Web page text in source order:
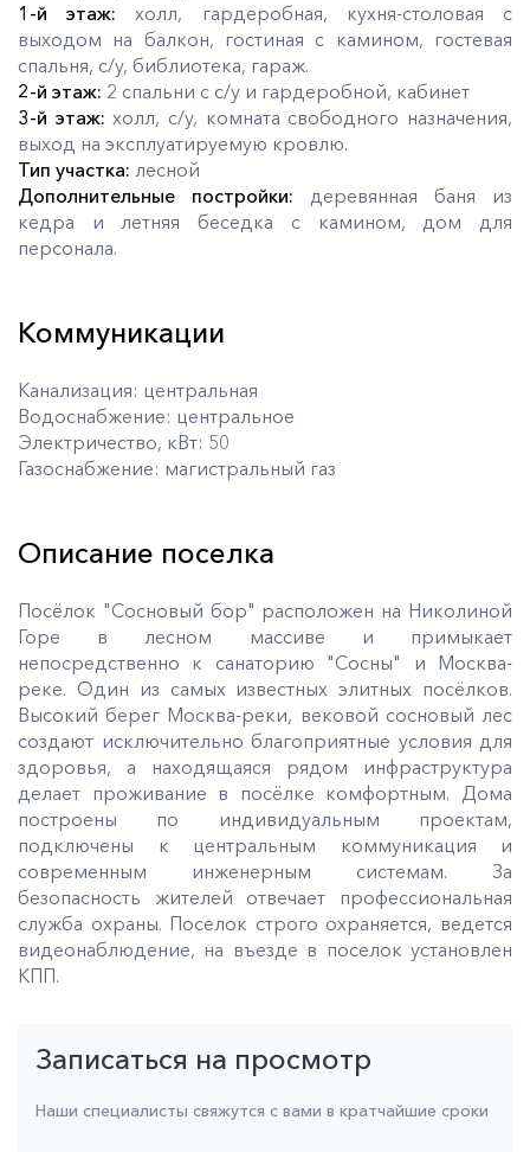
1-й этаж: холл, гардеробная, кухня-столовая с
выходом на балкон, гостиная с камином, гостевая
спальня, с/у, библиотека, гараж.
2-й этаж: 2 спальни с с/у и гардеробной, кабинет
3-й этаж: холл, с/у, комната свободного назначения,
выход на эксплуатируемую кровлю.
Тип участка: лесной
Дополнительные постройки: деревянная баня из
кедра и летняя беседка с камином, дом для
персонала.
Коммуникации
Канализация: центральная
Водоснабжение: центральное
Электричество, кВт: 50
Газоснабжение: магистральный газ
Описание поселка
Посёлок "Сосновый бор" расположен на Николиной
Горе в лесном массиве и примыкает
непосредственно к санаторию "Сосны" и Москва-
реке. Один из самых известных элитных посёлков.
Высокий берег Москва-реки, вековой сосновый лес
создают исключительно благоприятные условия для
здоровья, а находящаяся рядом инфраструктура
делает проживание в посёлке комфортным. Дома
построены по индивидуальным проектам,
подключены к центральным коммуникация и
современным инженерным системам. За
безопасность жителей отвечает профессиональная
служба охраны. Поселок строго охраняется, ведется
видеонаблюдение, на въезде в поселок установлен
КПП.
Записаться на просмотр
Наши специалисты свяжутся с вами в кратчайшие сроки